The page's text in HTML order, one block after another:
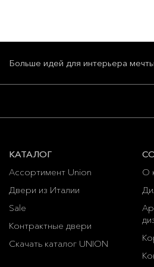
Больше идей для интерьера
КАТАЛОГ
Ассортимент Union
Двери из Италии
Sale
Контрактные двери
Скачать каталог UNION
О